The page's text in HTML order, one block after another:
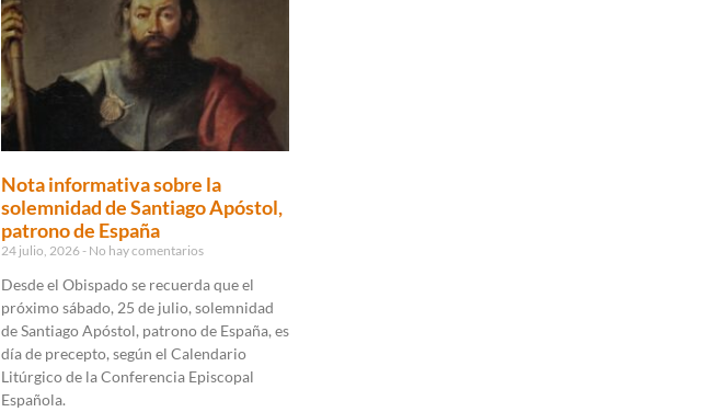
Nota informativa sobre la
solemnidad de Santiago Apóstol,
patrono de España
24 julio, 2026 No hay comentarios
Desde el Obispado se recuerda que el
próximo sábado, 25 de julio, solemnidad
de Santiago Apóstol, patrono de España, es
día de precepto, según el Calendario
Litúrgico de la Conferencia Episcopal
Española.